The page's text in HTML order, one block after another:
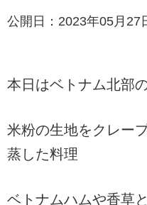
公開日：2023年05月
本日はベトナム北部
米粉の生地をクレー
蒸した料理
ベトナムハムや香草